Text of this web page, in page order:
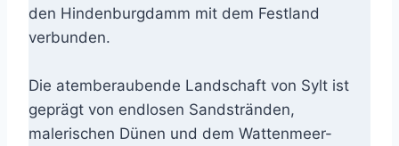
den Hindenburgdamm mit dem Festland
verbunden.
Die atemberaubende Landschaft von Sylt ist
geprägt von endlosen Sandstränden,
malerischen Dünen und dem Wattenmeer-